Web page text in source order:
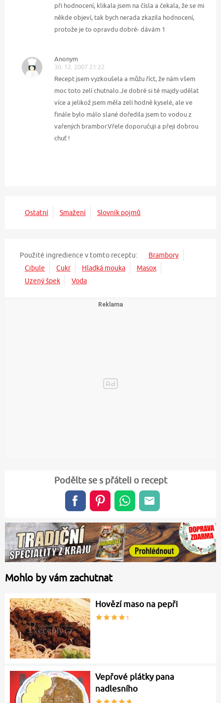
při hodnocení, klikala jsem na čísla a čekala, že se mi
někde objeví, tak bych nerada zkazila hodnocení,
protože je to opravdu dobré- dávám 1
Anonym
30. 12. 2007 21:22
Recept jsem vyzkoušela a můžu říct, že nám všem
moc toto zelí chutnalo.Je dobré si té majdy udělat
více a jelikož jsem měla zelí hodně kyselé, ale ve
finále bylo málo slané doředila jsem to vodou z
vařených brambor.Vřele doporučuji a přeji dobrou
chuť !
Ostatní Smažení Slovník pojmů
Použité ingredience v tomto receptu:
Brambory
Cibule
Cukr Hladká mouka
Masox
Uzený špek
Voda
Podělte se s přáteli o recept
Mohlo by vám zachutnat
Hovězí maso na pepři
Vepřové plátky pana
nadlesního